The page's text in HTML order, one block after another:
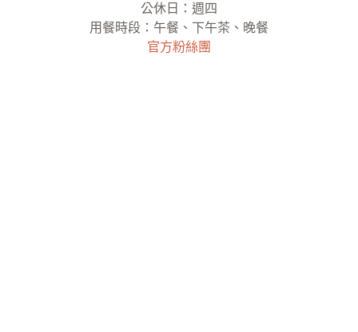
公休日：週四
用餐時段：午餐、下午茶、晚餐
官方粉絲團